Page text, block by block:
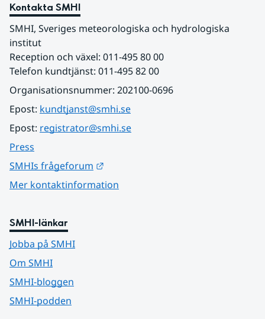
Kontakta SMHI
SMHI, Sveriges meteorologiska och hydrologiska
institut
Reception och växel: 011-495 80 00
Telefon kundtjänst: 011-495 82 00
Organisationsnummer: 202100-0696
Epost: kundtjanst@smhi.se
Epost: registrator@smhi.se
Press
SMHIs frågeforum
Mer kontaktinformation
SMHI-länkar
Jobba på SMHI
Om SMHI
SMHI-bloggen
SMHI-podden